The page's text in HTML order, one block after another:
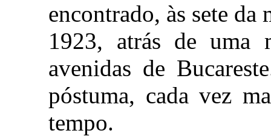
encontrado, às sete da
1923, atrás de uma
avenidas de
póstuma, cada vez
tempo.